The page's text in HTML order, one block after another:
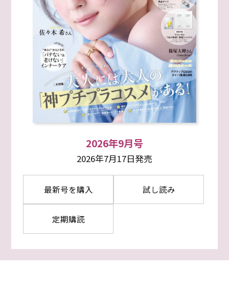
2026年9月号
2026年7月17日発売
最新号を購入 試し読み
定期購読